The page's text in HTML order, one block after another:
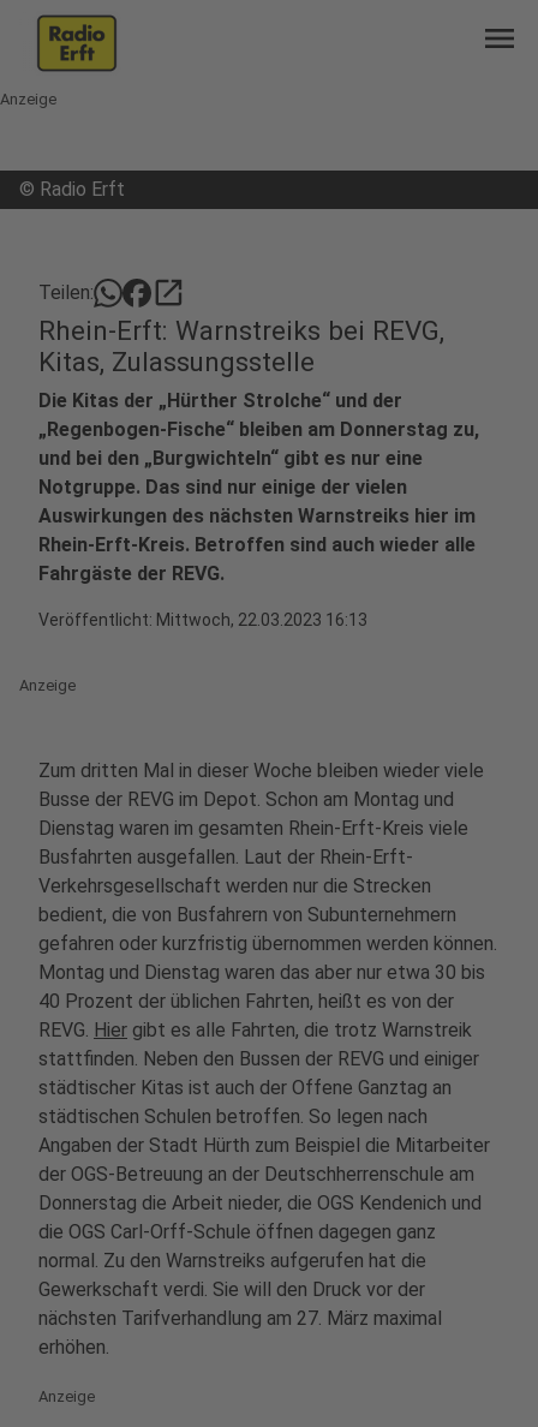
menu
Anzeige
© Radio Erft
Teilen: open_in_new
Rhein-Erft: Warnstreiks bei REVG,
Kitas, Zulassungsstelle
Die Kitas der „Hürther Strolche“ und der
„Regenbogen-Fische“ bleiben am Donnerstag zu,
und bei den „Burgwichteln“ gibt es nur eine
Notgruppe. Das sind nur einige der vielen
Auswirkungen des nächsten Warnstreiks hier im
Rhein-Erft-Kreis. Betroffen sind auch wieder alle
Fahrgäste der REVG.
Veröffentlicht: Mittwoch, 22.03.2023 16:13
Anzeige
Zum dritten Mal in dieser Woche bleiben wieder viele
Busse der REVG im Depot. Schon am Montag und
Dienstag waren im gesamten Rhein-Erft-Kreis viele
Busfahrten ausgefallen. Laut der Rhein-Erft-
Verkehrsgesellschaft werden nur die Strecken
bedient, die von Busfahrern von Subunternehmern
gefahren oder kurzfristig übernommen werden können.
Montag und Dienstag waren das aber nur etwa 30 bis
40 Prozent der üblichen Fahrten, heißt es von der
REVG. Hier gibt es alle Fahrten, die trotz Warnstreik
stattfinden. Neben den Bussen der REVG und einiger
städtischer Kitas ist auch der Offene Ganztag an
städtischen Schulen betroffen. So legen nach
Angaben der Stadt Hürth zum Beispiel die Mitarbeiter
der OGS-Betreuung an der Deutschherrenschule am
Donnerstag die Arbeit nieder, die OGS Kendenich und
die OGS Carl-Orff-Schule öffnen dagegen ganz
normal. Zu den Warnstreiks aufgerufen hat die
Gewerkschaft verdi. Sie will den Druck vor der
nächsten Tarifverhandlung am 27. März maximal
erhöhen.
Anzeige